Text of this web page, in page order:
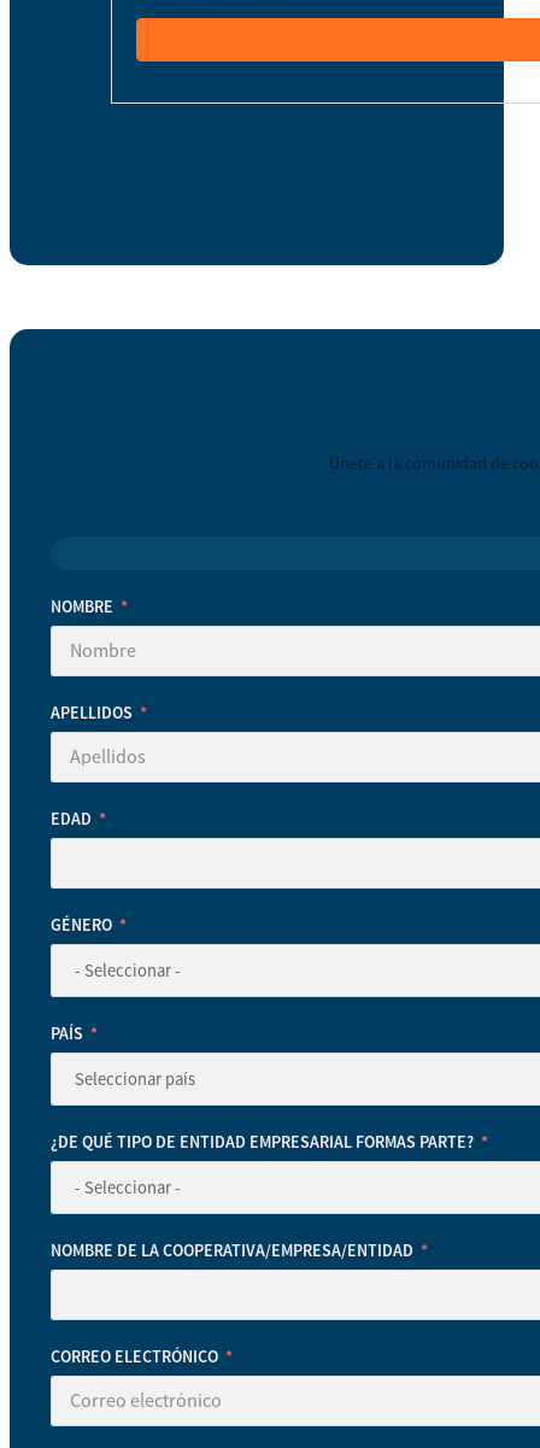
Únete a la comunidad de
NOMBRE
APELLIDOS
EDAD
GÉNERO
PAÍS
¿DE QUÉ TIPO DE ENTIDAD EMPRESARIAL FORMAS PARTE?
NOMBRE DE LA COOPERATIVA/EMPRESA/ENTIDAD
CORREO ELECTRÓNICO